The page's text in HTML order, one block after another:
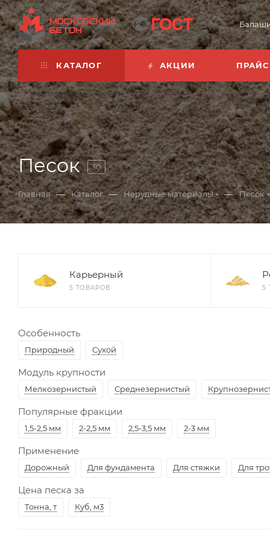
КАТАЛОГ АКЦИИ ПРАЙС
Песок 30
Главная — Каталог — Нерудные материалы — Песок
Карьерный
5 ТОВАРОВ 5
Особенность
Природный Сухой
Модуль крупности
Мелкозернистый Среднезернистый
Популярные фракции
1,5-2,5 мм 2-2,5 мм 2,5-3,5 мм 2-3 мм
Применение
Дорожный Для фундамента Для стяжки Для
Цена песка за
Тонна, т Куб, м3